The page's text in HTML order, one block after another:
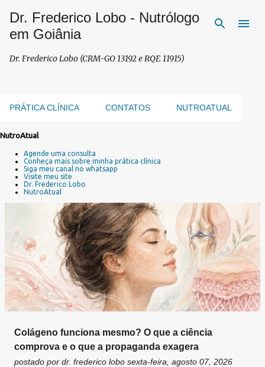
Pular para o conteúdo principal
Dr. Frederico Lobo - Nutrólogo
em Goiânia
Dr. Frederico Lobo (CRM-GO 13192 e RQE 11915)
PRÁTICA CLÍNICA CONTATOS NUTROATUAL
g
NutroAtual
Agende uma consulta
Conheça mais sobre minha prática clínica
Siga meu canal no whatsapp
Visite meu site
Dr. Frederico Lobo
NutroAtual
Colágeno funciona mesmo? O que a ciência
comprova e o que a propaganda exagera
postado por dr. frederico lobo sexta-feira, agosto 07, 2026